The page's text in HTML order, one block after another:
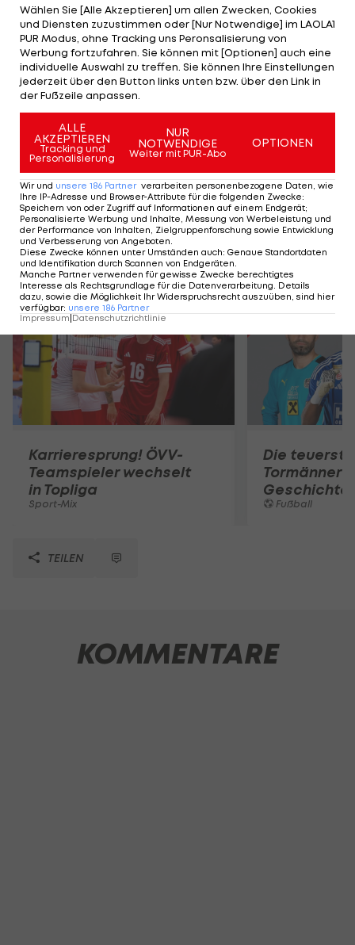
kann. Besonders jenen, die nicht erst
hochkomplexe Steuerungsoptionen studieren,
sondern sofort ins Spielvergnügen eintauchen
wollen, sei „PES 2013“ wärmstens anempfohlen.
Lizenzen werden durch ein herzerfrischendes
Gameplay und emotionalen, flotten Fußball mehr
als wettgemacht.
iMehr Infos gibt es aufGamingXP...
Mehr zum Thema
Karrieresprung! ÖVV-
Teamspieler wechselt
in Topliga
Sport-Mix
Die
Tormänner
Geschichte
Fußball
TEILEN
KOMMENTARE
Wählen Sie [Alle Akzeptieren] um allen Zwecken, Cookies
und Diensten zuzustimmen oder [Nur Notwendige] im LAOLA1
PUR Modus, ohne Tracking uns Peronsalisierung von
Werbung fortzufahren. Sie können mit [Optionen] auch eine
individuelle Auswahl zu treffen. Sie können Ihre Einstellungen
jederzeit über den Button links unten bzw. über den Link in
der Fußzeile anpassen.
ALLE
AKZEPTIEREN
Tracking und
Personalisierung
NUR
NOTWENDIGE
Weiter mit PUR-Abo
OPTIONEN
Wir und unsere 186 Partner verarbeiten personenbezogene Daten, wie
Ihre IP-Adresse und Browser-Attribute für die folgenden Zwecke:
Speichern von oder Zugriff auf Informationen auf einem Endgerät;
Personalisierte Werbung und Inhalte, Messung von Werbeleistung und
der Performance von Inhalten, Zielgruppenforschung sowie Entwicklung
und Verbesserung von Angeboten
Diese Zwecke können unter Umständen auch: Genaue Standortdaten
und Identifikation durch Scannen von Endgeräten
Manche Partner verwenden für gewisse Zwecke berechtigtes
Interesse als Rechtsgrundlage für die Datenverarbeitung. Details
dazu, sowie die Möglichkeit Ihr Widerspruchsrecht auszuüben, sind hier
verfügbar: unsere 186 Partner
Impressum|Datenschutzrichtlinie